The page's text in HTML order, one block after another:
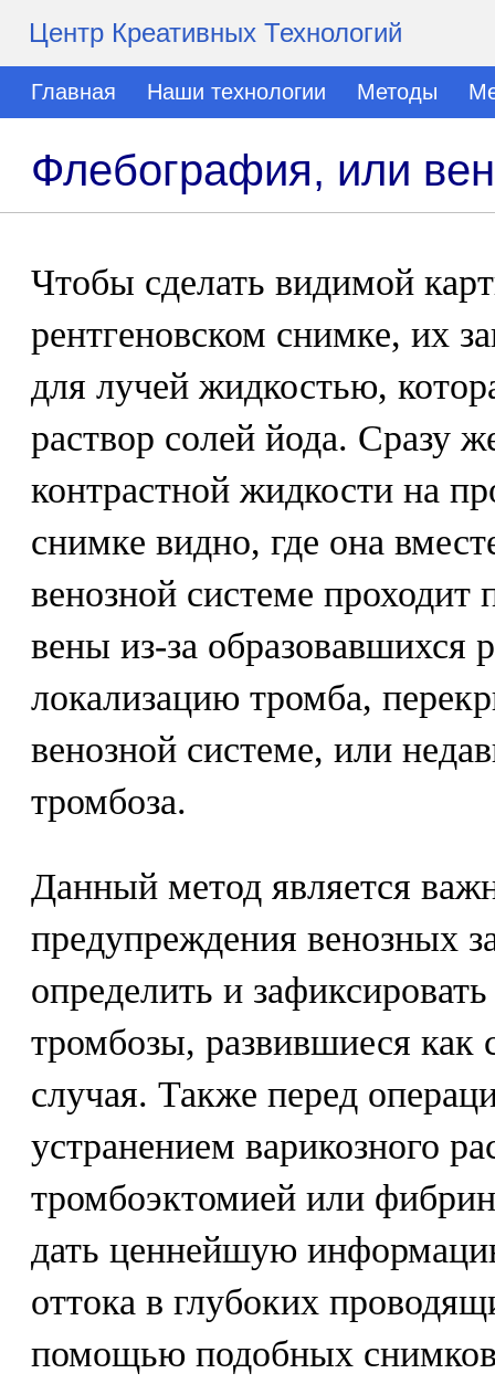
Центр Креативных Технологий
Главная Наши технологии Методы
Флебография, или
Чтобы сделать видимой
рентгеновском снимке, их
для лучей жидкостью,
раствор солей йода. Сразу
контрастной жидкости на
снимке видно, где она
венозной системе
вены из-за образовавшихся
локализацию тромба,
венозной системе, или
тромбоза.
Данный метод является
предупреждения венозных
определить и
тромбозы, развившиеся как
случая. Также перед
устранением варикозного
тромбоэктомией или
дать ценнейшую
оттока в глубоких
помощью подобных снимков